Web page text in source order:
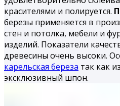
красителями и полируется.
березы применяется в
стен и потолка, мебели и
изделий. Показатели
древесины очень высоки.
карельская береза так как
эксклюзивный шпон.